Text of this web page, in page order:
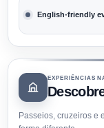
English-friendly
EXPERIÊNCIAS
Passeios, cruzeiros e